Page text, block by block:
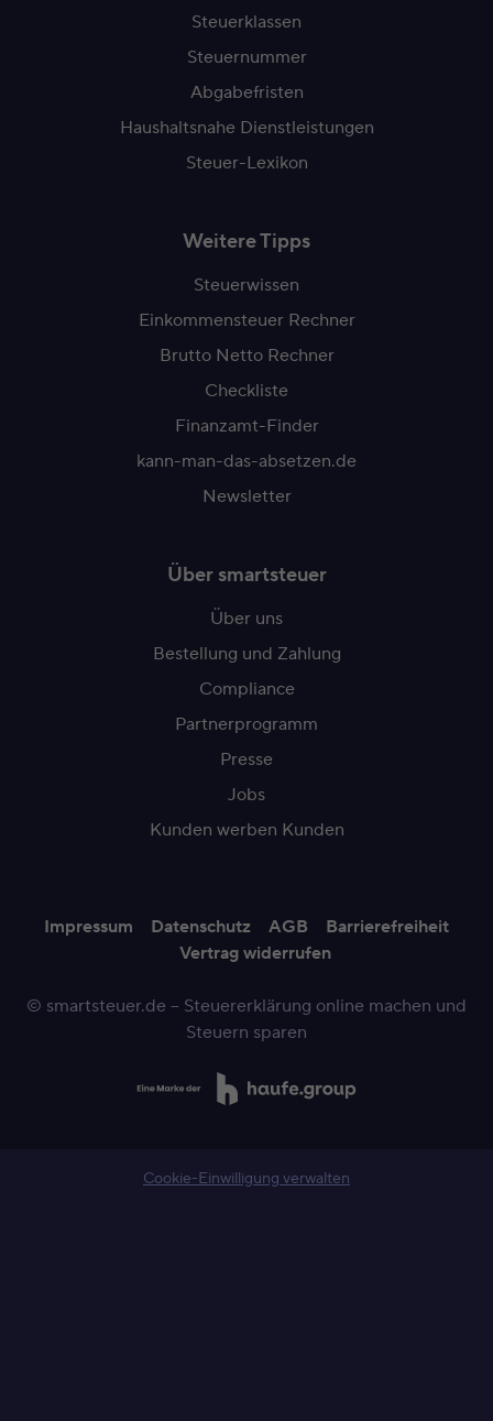
Steuerklassen
Steuernummer
Abgabefristen
Haushaltsnahe Dienstleistungen
Steuer-Lexikon
Weitere Tipps
Steuerwissen
Einkommensteuer Rechner
Brutto Netto Rechner
Checkliste
Finanzamt-Finder
kann-man-das-absetzen.de
Newsletter
Über smartsteuer
Über uns
Bestellung und Zahlung
Compliance
Partnerprogramm
Presse
Jobs
Kunden werben Kunden
Impressum Datenschutz AGB
Barrierefreiheit
Vertrag widerrufen
© smartsteuer.de – Steuererklärung online machen und
Steuern sparen
Cookie-Einwilligung verwalten